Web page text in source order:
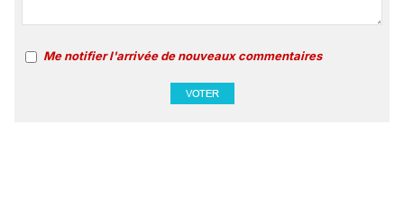
Me notifier l'arrivée de nouveaux commentaires